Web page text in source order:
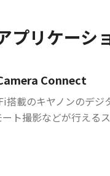
プリケーシ
Connect
搭載のキヤノンのデジ
ート撮影などが行える